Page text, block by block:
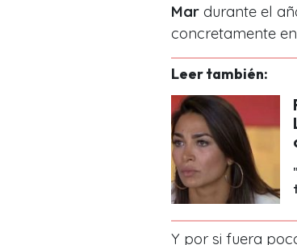
Mar durante el
concretamente
Leer también:
Y por si fuera